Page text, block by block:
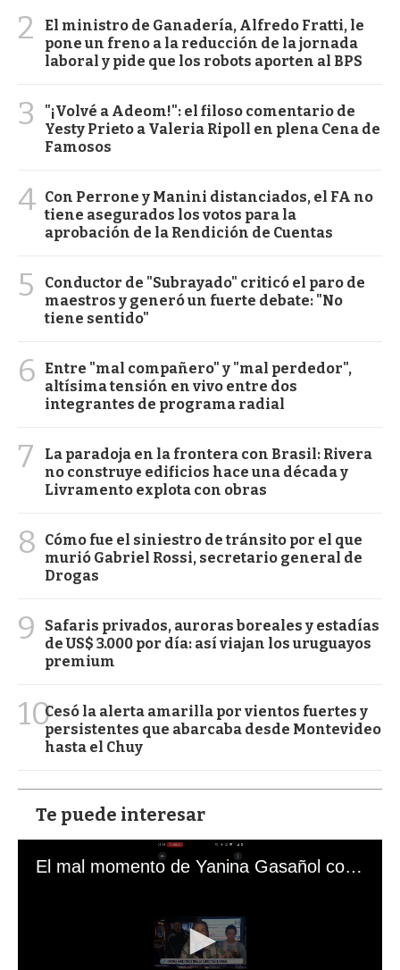
2
El ministro de Ganadería, Alfredo Fratti, le
pone un freno a la reducción de la jornada
laboral y pide que los robots aporten al BPS
3
"¡Volvé a Adeom!": el filoso comentario de
Yesty Prieto a Valeria Ripoll en plena Cena de
Famosos
4 Con Perrone y Manini distanciados, el FA no
tiene asegurados los votos para la
aprobación de la Rendición de Cuentas
5
Conductor de "Subrayado" criticó el paro de
maestros y generó un fuerte debate: "No
tiene sentido"
6
Entre "mal compañero" y "mal perdedor",
altísima tensión en vivo entre dos
integrantes de programa radial
7
La paradoja en la frontera con Brasil: Rivera
no construye edificios hace una década y
Livramento explota con obras
8
Cómo fue el siniestro de tránsito por el que
murió Gabriel Rossi, secretario general de
Drogas
9
Safaris privados, auroras boreales y estadías
de US$ 3.000 por día: así viajan los uruguayos
premium
10Cesó la alerta amarilla por vientos fuertes y
persistentes que abarcaba desde Montevideo
hasta el Chuy
Te puede interesar
El mal momento de Yanina Gasañol con un hincha argentino en "Subrayado"